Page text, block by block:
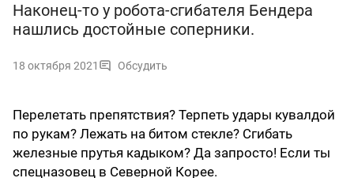
Наконец-то у робота-сгибателя Бендера
нашлись достойные соперники.
18 октября 2021 Обсудить
Перелетать препятствия? Терпеть удары кувалдой
по рукам? Лежать на битом стекле? Сгибать
железные прутья кадыком? Да запросто! Если ты
спецназовец в Северной Корее.